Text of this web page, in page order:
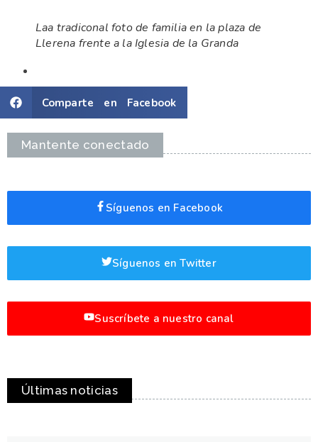
Laa tradiconal foto de familia en la plaza de
Llerena frente a la Iglesia de la Granda
Comparte en Facebook
Mantente conectado
Síguenos en Facebook
Síguenos en Twitter
Suscríbete a nuestro canal
Últimas noticias